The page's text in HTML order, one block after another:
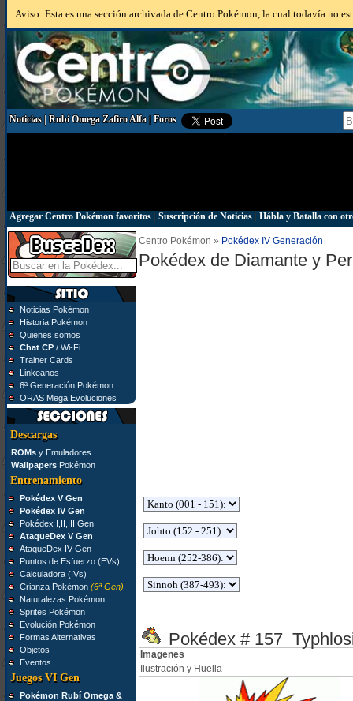
Aviso: Esta es una sección archivada de Centro Pokémon, la cual todavía no
Noticias|Rubí Omega Zafiro Alfa|Foros
Agregar Centro Pokémon favoritos| Suscripción de Noticias| Hábla y Batalla con
Noticias Pokémon
Historia Pokémon
Quienes somos
Chat CP/ Wi-Fi
Trainer Cards
Linkeanos
6ª Generación Pokémon
ORAS Mega Evoluciones
Descargas
ROMsy Emuladores
WallpapersPokémon
Entrenamiento
Pokédex V Gen
Pokédex IV Gen
Pokédex I,II,III Gen
AtaqueDex V Gen
AtaqueDex IV Gen
Puntos de Esfuerzo (EVs)
Calculadora (IVs)
Crianza Pokémon (6ª Gen)
Naturalezas Pokémon
Sprites Pokémon
Evolución Pokémon
Formas Alternativas
Objetos
Eventos
Juegos VI Gen
Pokémon Rubí Omega &
Centro Pokémon » Pokédex IV Generación
Pokédex de Diamante y
Pokédex # 157
Imagenes
Ilustración y Huella